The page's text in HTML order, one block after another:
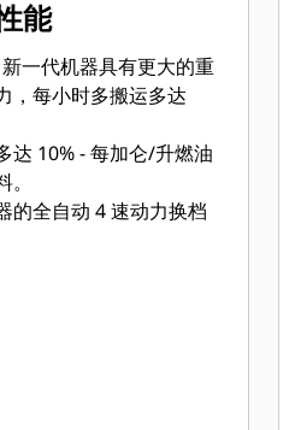
能
一代机器具有更大的重
，每小时多搬运多达
达 10% - 每加仑/升燃油
的全自动 4 速动力换档